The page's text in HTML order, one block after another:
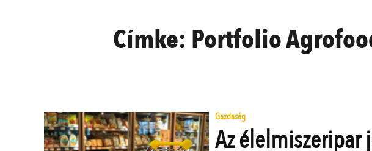
Címke: Portfolio
Gazdaság
Az élelmiszeripar